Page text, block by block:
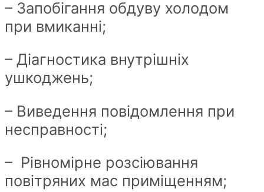
– Запобігання обдуву холодом
при вмиканні;
– Діагностика внутрішніх
ушкоджень;
– Виведення повідомлення при
несправності;
– Рівномірне розсіювання
повітряних мас приміщенням;